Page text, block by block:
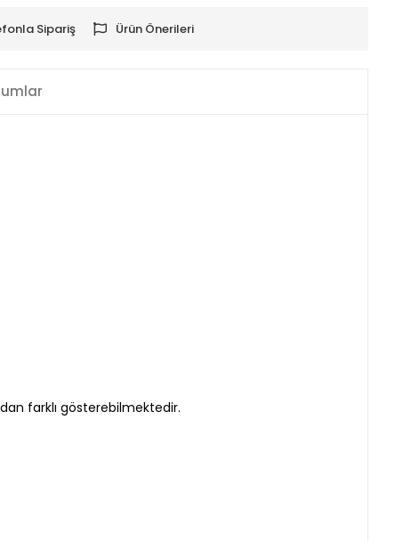
Sipariş Ürün Önerileri
farklı gösterebilmektedir.